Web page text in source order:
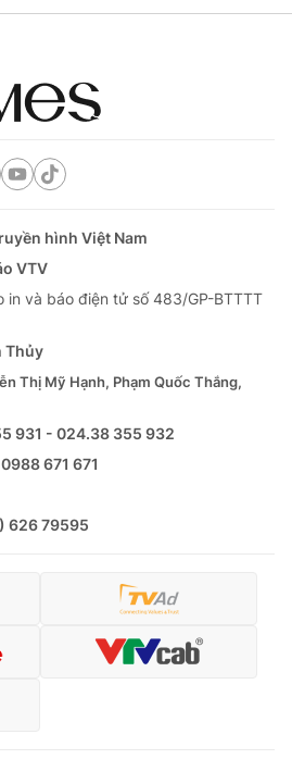
hình Việt Nam
VTV
in và báo điện tử số 483/GP-BTTTT
Thủy
Thị Mỹ Hạnh, Phạm Quốc Thắng,
931 - 024.38 355 932
0988 671 671
626 79595